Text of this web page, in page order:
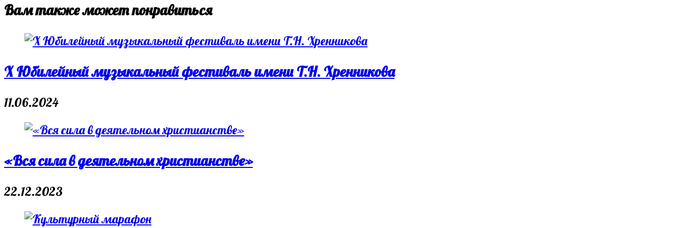
Вам также может понравиться
X Юбилейный музыкальный фестиваль имени Т.Н. Хренникова
11.06.2024
«Вся сила в деятельном христианстве»
22.12.2023